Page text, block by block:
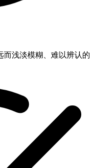
而浅淡模糊、难以辨认的